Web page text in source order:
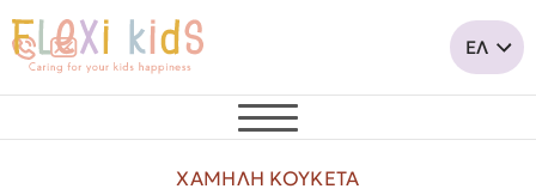
ΧΑΜΗΛΗ ΚΟΥΚΕΤΑ